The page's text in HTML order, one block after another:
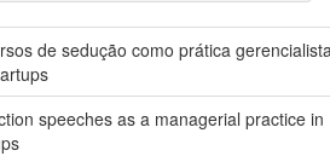
de sedução como prática
speeches as a managerial practice in